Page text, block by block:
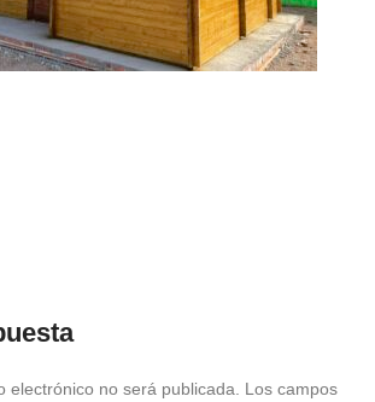
electrónico no será publicada.
Los campos